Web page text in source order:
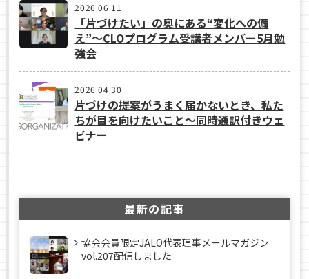
2026.06.11
「片づけたい」の奥にある“変化への備
え”〜CLOプログラム受講者メンバー5月勉
強会
2026.04.30
片づけの提案がうまく届かないとき、私た
ちが目を向けたいこと〜同時通訳付きウェ
ビナー
最新の記事
協会会員限定JALO代表理事メールマガジン
vol.207配信しました